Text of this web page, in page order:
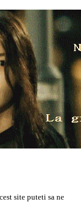
site puteti sa ne